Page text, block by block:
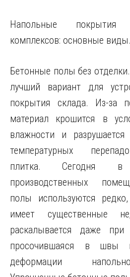
Напольные
комплексов: основные виды.
Бетонные полы без
лучший вариант для
покрытия склада. Из-за
материал крошится в
влажности и
температурных
плитка. Сегодня
производственных
полы используются
имеет существенные
раскалывается даже
просочившаяся в швы
деформации